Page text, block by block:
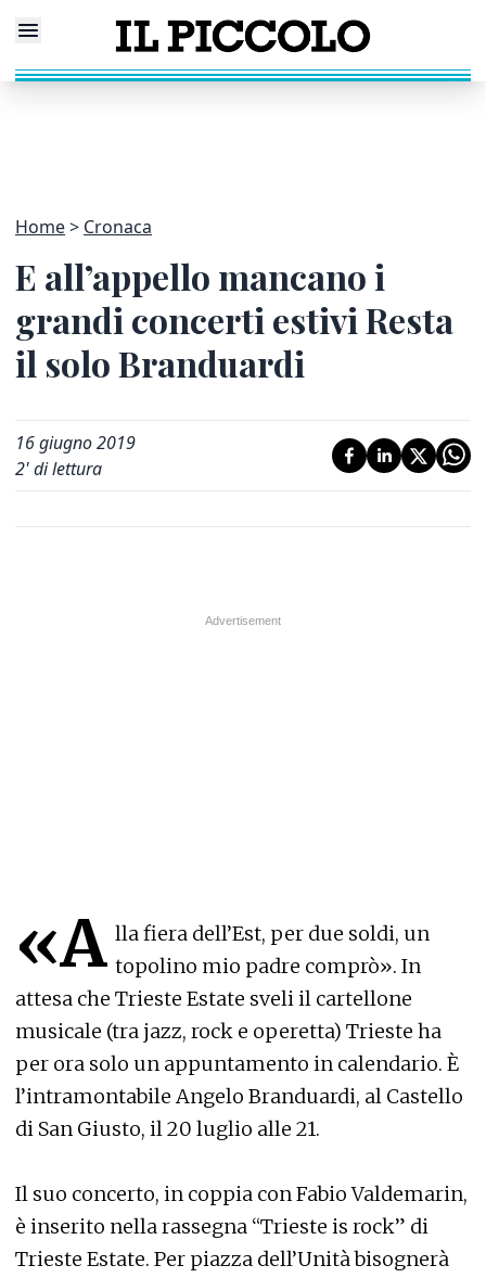
Home Cronaca
E all’appello mancano i
grandi concerti estivi Resta
il solo Branduardi
16 giugno 2019
2' di lettura
«A lla fiera dell’Est, per due soldi, un
topolino mio padre comprò». In
attesa che Trieste Estate sveli il cartellone
musicale (tra jazz, rock e operetta) Trieste ha
per ora solo un appuntamento in calendario. È
l’intramontabile Angelo Branduardi, al Castello
di San Giusto, il 20 luglio alle 21.
Il suo concerto, in coppia con Fabio Valdemarin,
è inserito nella rassegna “Trieste is rock” di
Trieste Estate. Per piazza dell’Unità bisognerà